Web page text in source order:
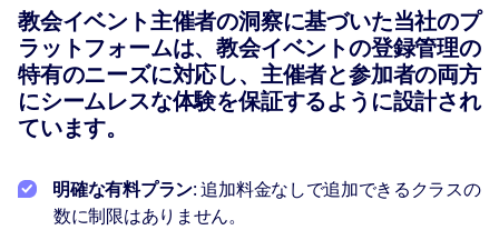
教会イベント主催者の洞察に基づいた当社のプ
ラットフォームは、教会イベントの登録管理の
特有のニーズに対応し、主催者と参加者の両方
にシームレスな体験を保証するように設計され
ています。
明確な有料プラン: 追加料金なしで追加できるクラスの
数に制限はありません。